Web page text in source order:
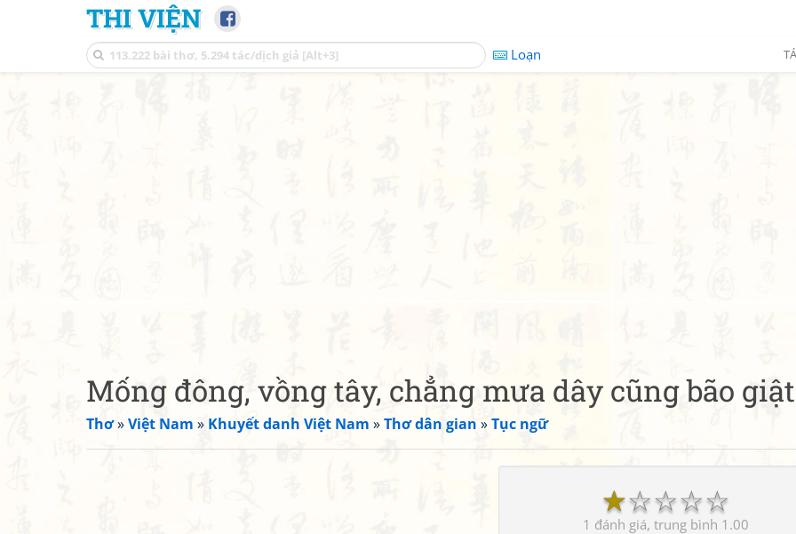
THI VIỆN
Loạn
Mống đông, vồng tây, chẳng mưa dây cũng bão giật
Thơ»Việt Nam » Khuyết danh Việt Nam »Thơ dân gian »Tục ngữ
☆
☆
☆
☆
☆
1 1.00